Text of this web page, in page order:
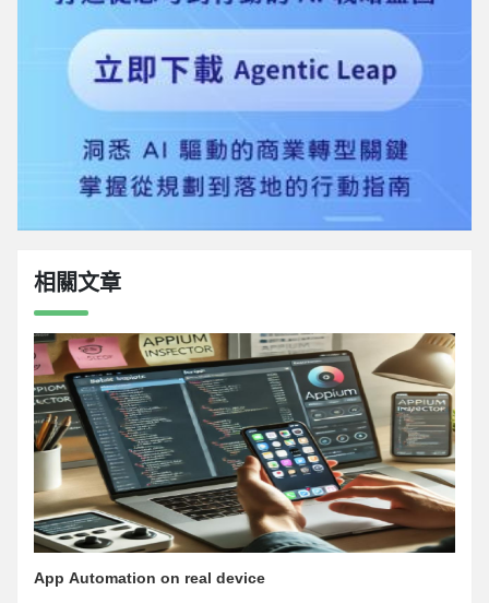
相關文章
App Automation on real device